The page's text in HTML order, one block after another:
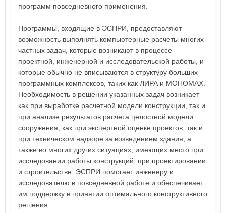
программ повседневного применения.
Программы, входящие в ЭСПРИ, предоставляют
возможность выполнять компьютерные расчеты многих
частных задач, которые возникают в процессе
проектной, инженерной и исследовательской работы, и
которые обычно не вписываются в структуру больших
программных комплексов, таких как ЛИРА и МОНОМАХ.
Необходимость в решении указанных задач возникает
как при выработке расчетной модели конструкции, так и
при анализе результатов расчета целостной модели
сооружения, как при экспертной оценке проектов, так и
при техническом надзоре за возведением здания, а
также во многих других ситуациях, имеющих место при
исследовании работы конструкций, при проектировании
и строительстве. ЭСПРИ помогает инженеру и
исследователю в повседневной работе и обеспечивает
им поддержку в принятии оптимального конструктивного
решения.